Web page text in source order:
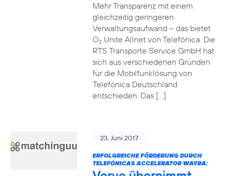
Mehr Transparenz mit einem
gleichzeitig geringeren
Verwaltungsaufwand – das bietet
O2Unite Allnet von Telefónica. Die
RTS Transporte Service GmbH hat
sich aus verschiedenen Gründen
für die Mobilfunklösung von
Telefónica Deutschland
entschieden. Das […]
23. Juni 2017
ERFOLGREICHE FÖRDERUNG DURCH
TELEFÓNICAS ACCELERATOR WAYRA: